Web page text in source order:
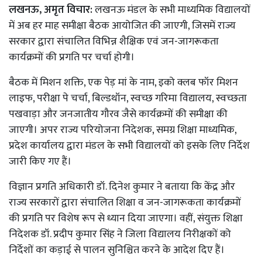
लखनऊ, अमृत विचार:लखनऊ मंडल के सभी माध्यमिक विद्यालयों
में अब हर माह समीक्षा बैठक आयोजित की जाएगी, जिसमें राज्य
सरकार द्वारा संचालित विभिन्न शैक्षिक एवं जन-जागरूकता
कार्यक्रमों की प्रगति पर चर्चा होगी।
बैठक में मिशन शक्ति, एक पेड़ मां के नाम, इको क्लब फॉर मिशन
लाइफ, परीक्षा पे चर्चा, बिल्डथॉन, स्वच्छ गरिमा विद्यालय, स्वच्छता
पखवाड़ा और जनजातीय गौरव जैसे कार्यक्रमों की समीक्षा की
जाएगी। अपर राज्य परियोजना निदेशक, समग्र शिक्षा माध्यमिक,
प्रदेश कार्यालय द्वारा मंडल के सभी विद्यालयों को इसके लिए निर्देश
जारी किए गए हैं।
विज्ञान प्रगति अधिकारी डॉ. दिनेश कुमार ने बताया कि केंद्र और
राज्य सरकारों द्वारा संचालित शिक्षा व जन-जागरूकता कार्यक्रमों
की प्रगति पर विशेष रूप से ध्यान दिया जाएगा। वहीं, संयुक्त शिक्षा
निदेशक डॉ. प्रदीप कुमार सिंह ने जिला विद्यालय निरीक्षकों को
निर्देशों का कड़ाई से पालन सुनिश्चित करने के आदेश दिए हैं।